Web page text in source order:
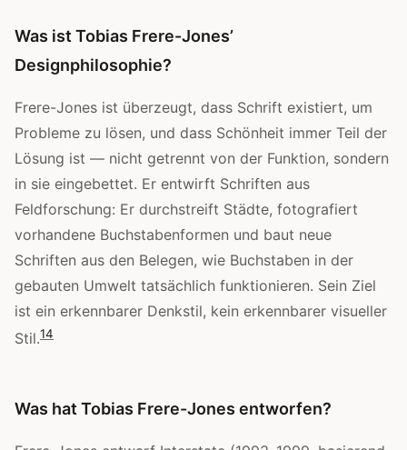
Was ist Tobias Frere-Jones’
Designphilosophie?
Frere-Jones ist überzeugt, dass Schrift existiert, um
Probleme zu lösen, und dass Schönheit immer Teil der
Lösung ist — nicht getrennt von der Funktion, sondern
in sie eingebettet. Er entwirft Schriften aus
Feldforschung: Er durchstreift Städte, fotografiert
vorhandene Buchstabenformen und baut neue
Schriften aus den Belegen, wie Buchstaben in der
gebauten Umwelt tatsächlich funktionieren. Sein Ziel
ist ein erkennbarer Denkstil, kein erkennbarer visueller
Stil.14
Was hat Tobias Frere-Jones entworfen?